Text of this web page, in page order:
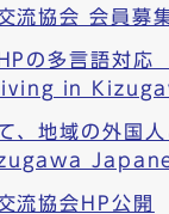
流協会 会員募
の多言語対
in
、地域の外国
流協会HP公開